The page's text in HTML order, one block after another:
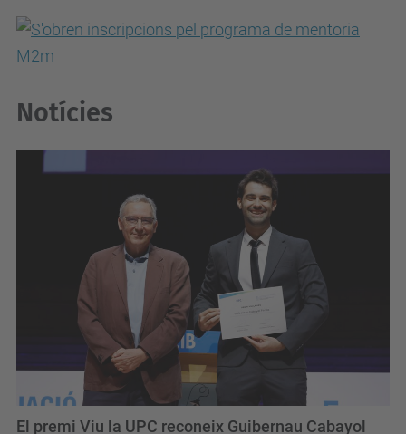
Notícies
El premi Viu la UPC reconeix Guibernau Cabayol